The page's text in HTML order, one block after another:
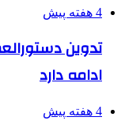
4 هفته پیش
تدوین
ادامه دارد
4 هفته پیش